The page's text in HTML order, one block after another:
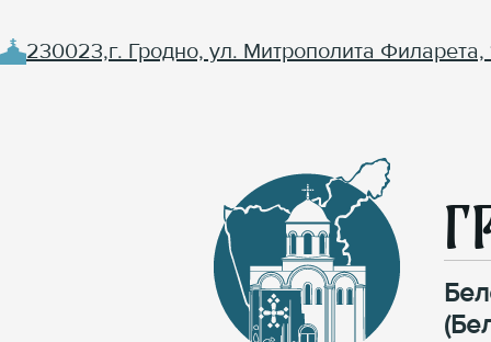
230023,г. Гродно, ул. Митрополита Филарета,